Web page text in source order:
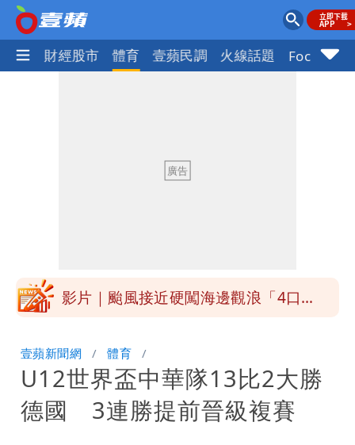
國際 財經股市 體育 壹蘋民調 火線話題 Focus+
署：本島陸警機率低
白海豚降雨注意！10縣市豪雨特報 今
慧芝：今年的送立院345天還在審
影片｜颱風接近硬闖海邊觀浪「4口
策高層牽涉其中」才不提告
柯文哲陪媽媽過父親節 分享「爸爸留給
我最重要的一課」
慈濟內部信流出！公開遭騙10億採購過
壹蘋新聞網 體育
U12世界盃中華隊13比2大勝
德國 3連勝提前晉級複賽